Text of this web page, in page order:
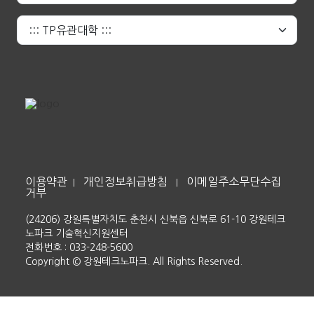
이용약관 개인정보취급방침
이메일주소무단수집
거부
(24206) 강원특별자치도 춘천시 신북읍 신북로 61-10 강원테크
노파크 기술혁신지원센터
전화번호 : 033-248-5600
Copyright © 강원테크노파크. All Rights Reserved.